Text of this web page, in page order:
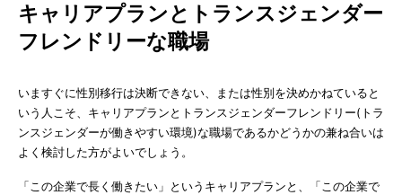
キャリアプランとトランスジェンダー
フレンドリーな職場
いますぐに性別移行は決断できない、または性別を決めかねていると
いう人こそ、キャリアプランとトランスジェンダーフレンドリー(トラ
ンスジェンダーが働きやすい環境)な職場であるかどうかの兼ね合いは
よく検討した方がよいでしょう。
「この企業で長く働きたい」というキャリアプランと、「この企業で